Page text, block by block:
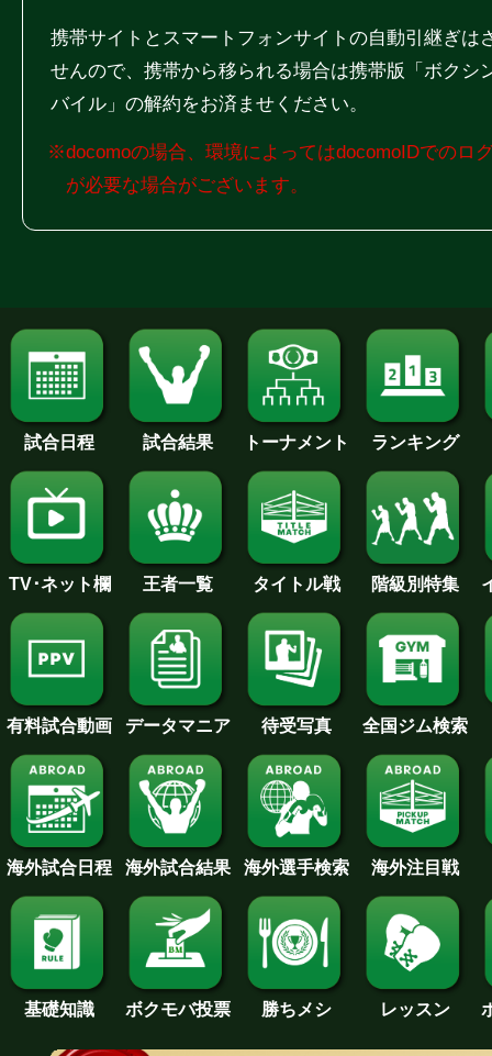
携帯サイトとスマートフォンサイトの自動引継ぎは
せんので、携帯から移られる場合は携帯版「ボクシ
バイル」の解約をお済ませください。
※docomoの場合、環境によってはdocomoIDでのロ
が必要な場合がございます。
試合日程 試合結果 トーナメント ランキング
TV･ネット欄 王者一覧 タイトル戦 階級別特集
有料試合動画 データマニア 待受写真 全国ジム検索
海外試合日程 海外試合結果 海外選手検索 海外注目戦
基礎知識 ボクモバ投票 勝ちメシ レッスン